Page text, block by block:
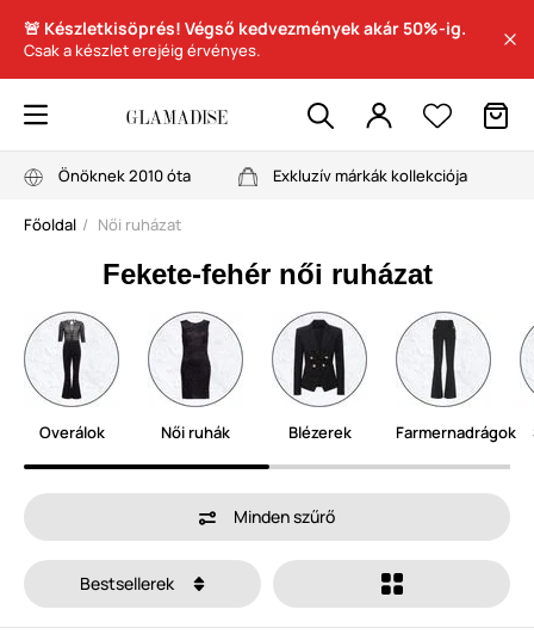
🚨 Készletkisöprés! Végső kedvezmények akár 50%-ig.
Csak a készlet erejéig érvényes.
Önöknek 2010 óta Exkluzív márkák kollekciója
Főoldal Női ruházat
Fekete-fehér női ruházat
Overálok Női ruhák Blézerek Farmernadrágok
Minden szűrő
Bestsellerek